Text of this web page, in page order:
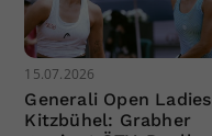
15.07.2026
Generali Open Ladies
Kitzbühel: Grabher